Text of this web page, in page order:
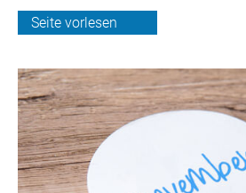
Seite vorlesen